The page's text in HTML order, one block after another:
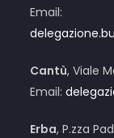
Email:
Cantù, Viale
Email:
Erba, P.zza